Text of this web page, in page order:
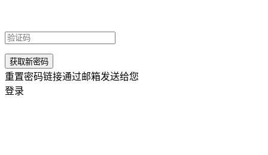
重置密码链接通过邮箱发送给您
登录